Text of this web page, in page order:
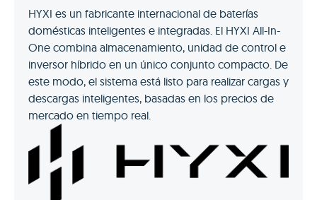
HYXI es un fabricante internacional de baterías
domésticas inteligentes e integradas. El HYXI All-In-
One combina almacenamiento, unidad de control e
inversor híbrido en un único conjunto compacto. De
este modo, el sistema está listo para realizar cargas y
descargas inteligentes, basadas en los precios de
mercado en tiempo real.